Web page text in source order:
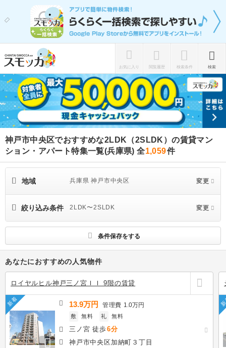
お気に入り 閲覧履歴 検索条件 検索
神戸市中央区でおすすめな2LDK（2SLDK）の賃貸マン
ション・アパート特集一覧(兵庫県)全1,059件
地域 兵庫県 神戸市中央区 変更
絞り込み条件 2LDK〜2SLDK 変更
条件保存をする
あなたにおすすめの人気物件
ロイヤルヒル神戸三ノ宮ＩＩ 9階の賃貸
新着 13.9万円 管理費 1.0万円
敷 無料 礼 無料
三ノ宮 徒歩6分
神戸市中央区加納町３丁目